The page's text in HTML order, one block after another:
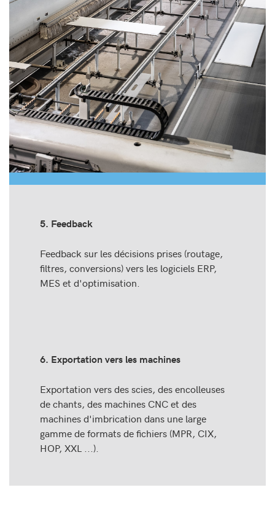
5. Feedback
Feedback sur les décisions prises (routage,
filtres, conversions) vers les logiciels ERP,
MES et d'optimisation.
6. Exportation vers les machines
Exportation vers des scies, des encolleuses
de chants, des machines CNC et des
machines d'imbrication dans une large
gamme de formats de fichiers (MPR, CIX,
HOP, XXL ...).